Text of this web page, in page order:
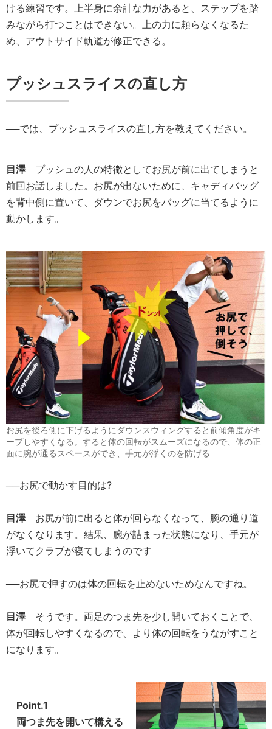
ける練習です。上半身に余計な力があると、ステップを踏
みながら打つことはできない。上の力に頼らなくなるた
め、アウトサイド軌道が修正できる。
プッシュスライスの直し方
──では、プッシュスライスの直し方を教えてください。
目澤プッシュの人の特徴としてお尻が前に出てしまうと
前回お話しました。お尻が出ないために、キャディバッグ
を背中側に置いて、ダウンでお尻をバッグに当てるように
動かします。
お尻を後ろ側に下げるようにダウンスウィングすると前傾角度がキ
ープしやすくなる。すると体の回転がスムーズになるので、体の正
面に腕が通るスペースができ、手元が浮くのを防げる
──お尻で動かす目的は?
目澤お尻が前に出ると体が回らなくなって、腕の通り道
がなくなります。結果、腕が詰まった状態になり、手元が
浮いてクラブが寝てしまうのです
──お尻で押すのは体の回転を止めないためなんですね。
目澤そうです。両足のつま先を少し開いておくことで、
体が回転しやすくなるので、より体の回転をうながすこと
になります。
Point.1
両つま先を開いて構える